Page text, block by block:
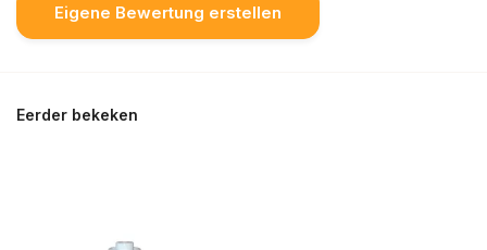
Eigene Bewertung erstellen
Eerder bekeken